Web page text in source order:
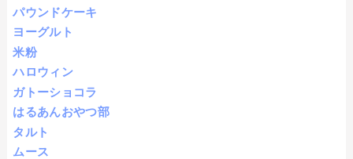
パウンドケーキ
ヨーグルト
米粉
ハロウィン
ガトーショコラ
はるあんおやつ部
タルト
ムース